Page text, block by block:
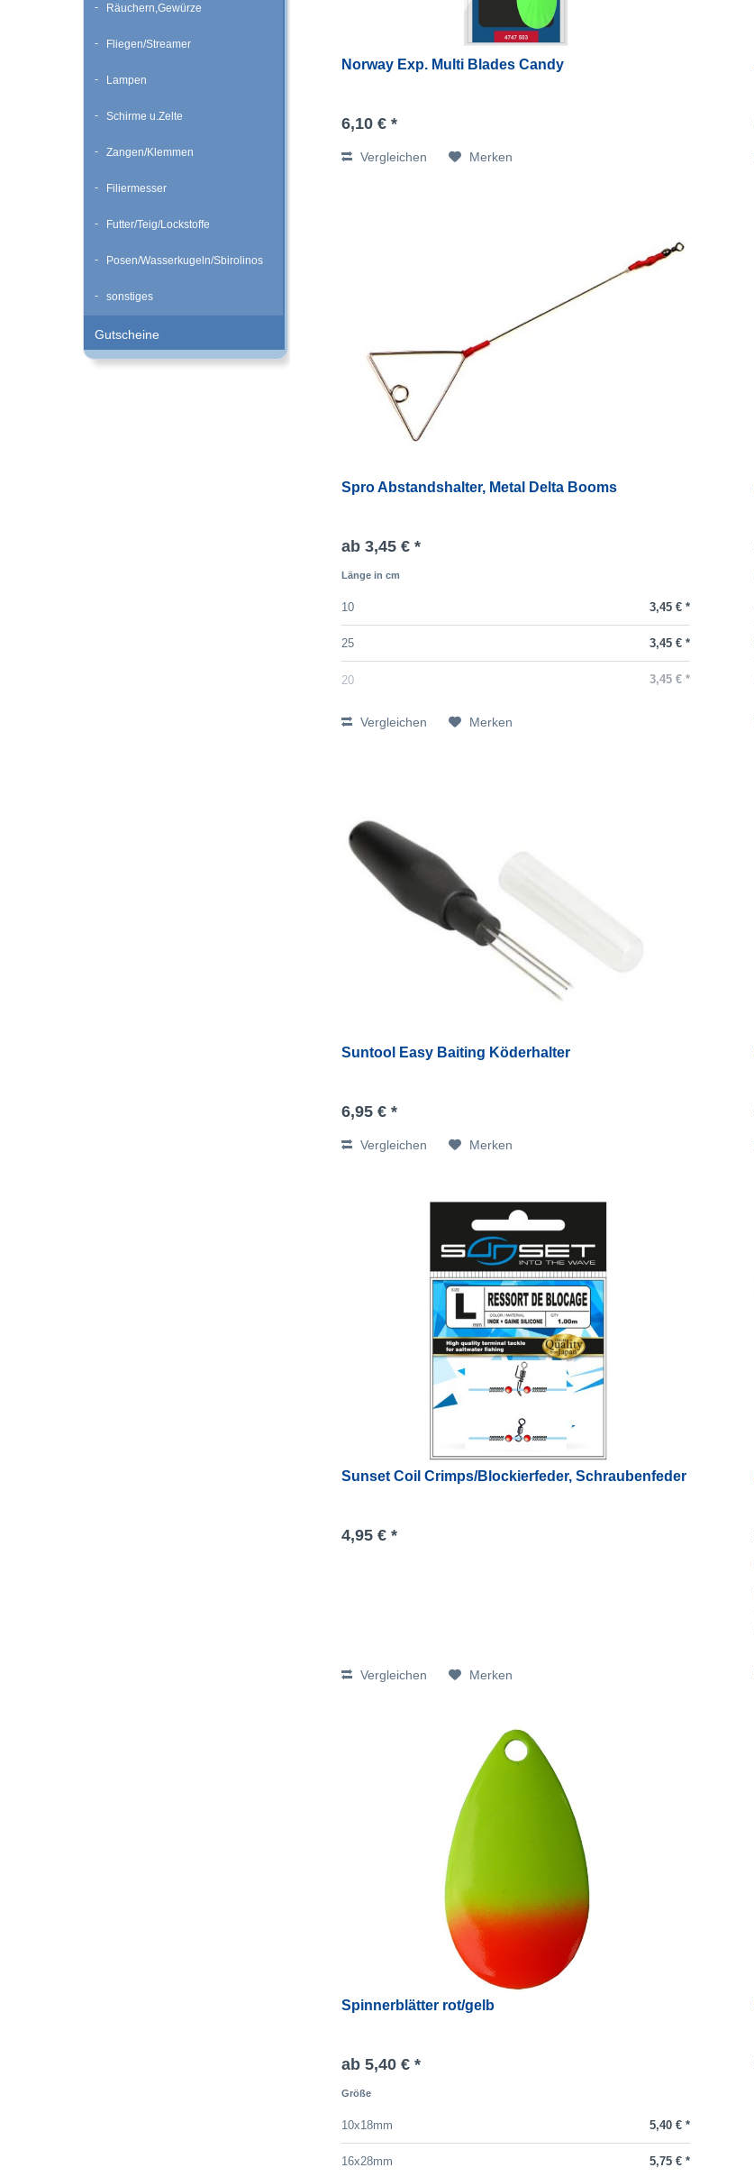
Räuchern,Gewürze
Fliegen/Streamer
Lampen
Schirme u.Zelte
Zangen/Klemmen
Filiermesser
Futter/Teig/Lockstoffe
Posen/Wasserkugeln/Sbirolinos
sonstiges
Gutscheine
Norway Exp. Multi Blades Candy
6,10 € *
Vergleichen Merken
Spro Abstandshalter, Metal Delta Booms
ab 3,45 € *
Länge in cm
10 3,45 € *
25 3,45 € *
20 3,45 € *
Vergleichen Merken
Suntool Easy Baiting Köderhalter
6,95 € *
Vergleichen Merken
Sunset Coil Crimps/Blockierfeder, Schraubenfeder
4,95 € *
Vergleichen Merken
Spinnerblätter rot/gelb
ab 5,40 € *
Größe
10x18mm 5,40 € *
16x28mm 5,75 € *